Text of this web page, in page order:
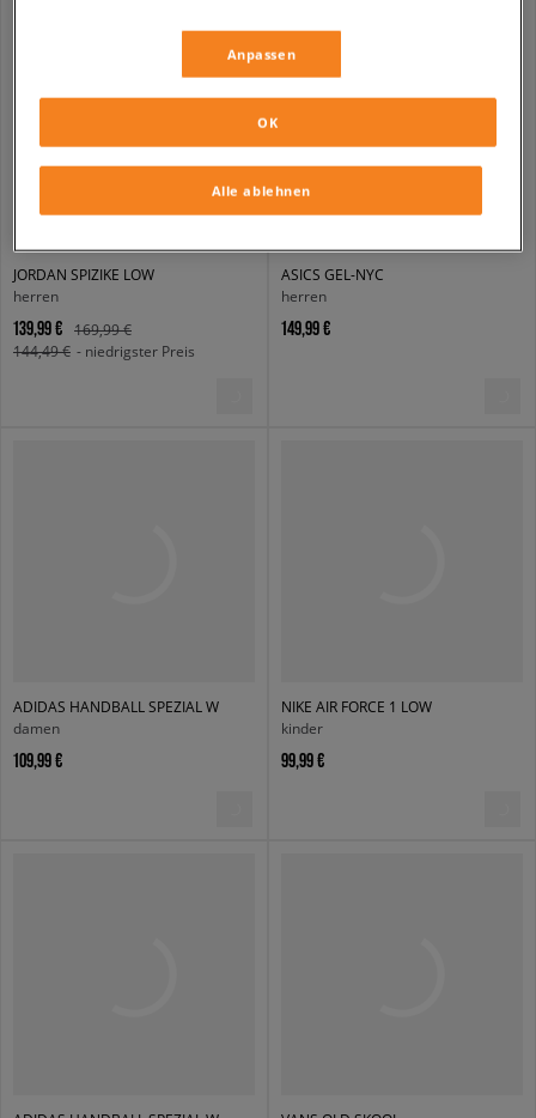
JORDAN SPIZIKE LOW
herren
139,99 €
169,99 €
144,49 € - niedrigster Preis
ASICS GEL-NYC
herren
149,99 €
ADIDAS HANDBALL SPEZIAL W
damen
109,99 €
NIKE AIR FORCE 1 LOW
kinder
99,99 €
Anpassen
Alle ablehnen
OK